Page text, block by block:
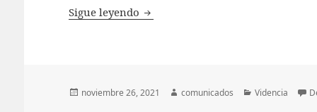
Sigue leyendo Alicia Collado: se encuentra en
Publicado
noviembre 26, 2021 Autor
comunicados Categorías
Videncia